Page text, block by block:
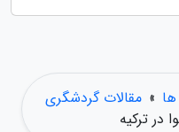
» مقالات گردشگری
ترکیه